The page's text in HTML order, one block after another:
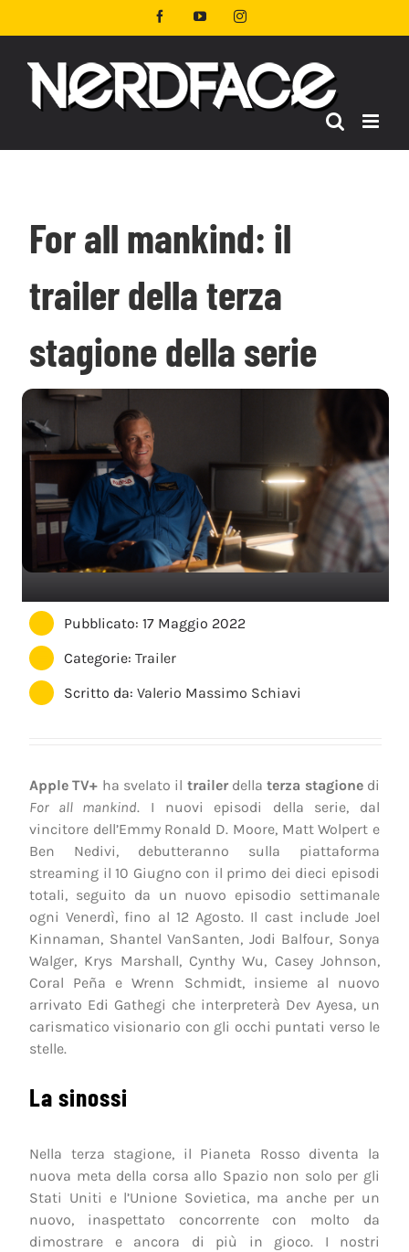
al
FacebookYouTubeInstagram
For all mankind: il
trailer della terza
stagione della serie
Pubblicato: 17 Maggio 2022
Categorie:Trailer
Scritto da:Valerio Massimo Schiavi
Apple TV+ ha svelato il trailerdellaterza stagionedi
For all mankind. I nuovi episodi della serie, dal
vincitore dell’Emmy Ronald D. Moore, Matt Wolpert e
Ben Nedivi, debutteranno sulla piattaforma
streaming il 10 Giugno con il primo dei dieci episodi
totali, seguito da un nuovo episodio settimanale
ogni Venerdì, fino al 12 Agosto. Il cast include Joel
Kinnaman, Shantel VanSanten, Jodi Balfour, Sonya
Walger, Krys Marshall, Cynthy Wu, Casey Johnson,
Coral Peña e Wrenn Schmidt, insieme al nuovo
arrivato Edi Gathegi che interpreterà Dev Ayesa, un
carismatico visionario con gli occhi puntati verso le
stelle.
La sinossi
Nella terza stagione, il Pianeta Rosso diventa la
nuova meta della corsa allo Spazio non solo per gli
Stati Uniti e l’Unione Sovietica, ma anche per un
nuovo, inaspettato concorrente con molto da
dimostrare e ancora di più in gioco. I nostri